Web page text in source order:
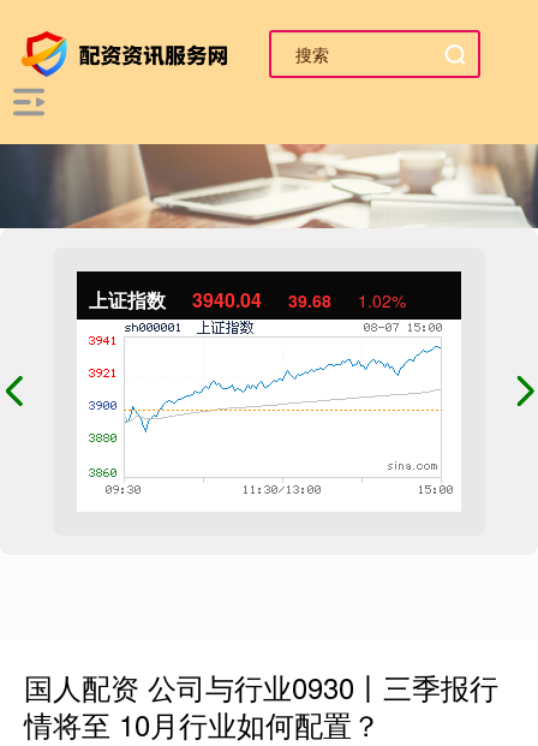
上证指数 3940.04 39.68 1.02%
国人配资 公司与行业0930丨三季报行
情将至 10月行业如何配置？